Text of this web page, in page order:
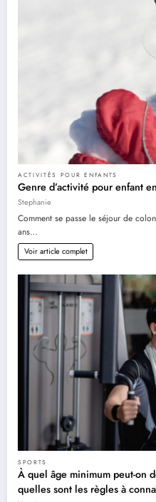
ACTIVITÉS POUR ENFANTS
Genre d’activité pour enfant
Stephanie
Comment se passe le séjour de
ans…
Voir article complet
SPORTS
À quel âge minimum peut-on
quelles sont les règles à